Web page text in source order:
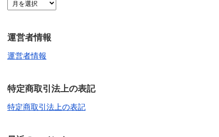
運営者情報
運営者情報
特定商取引法上の表記
特定商取引法上の表記